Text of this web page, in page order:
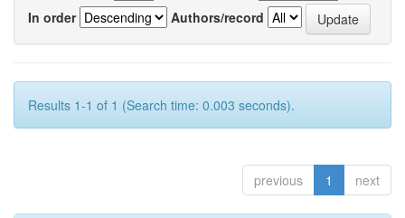
In order
Authors/record
Results 1-1 of 1 (Search time: 0.003 seconds).
previous 1 next